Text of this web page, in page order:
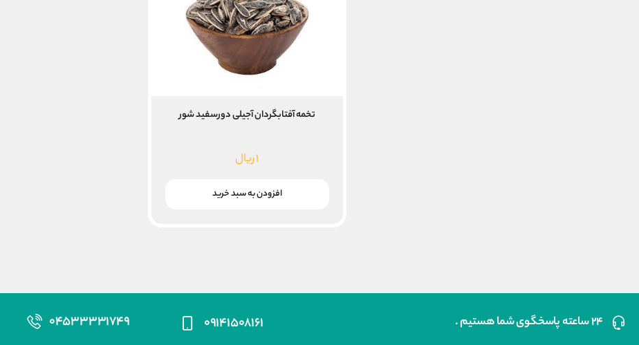
تخمه آفتابگردان آجیلی دورسفید شور
۱ریال
افزودن به سبد خرید
۲۴ ساعته پاسخگوی شما هستیم . ۰۹۱۴۱۵۰۸۱۶۱ ۰۴۵۳۳۳۳۱۷۴۹